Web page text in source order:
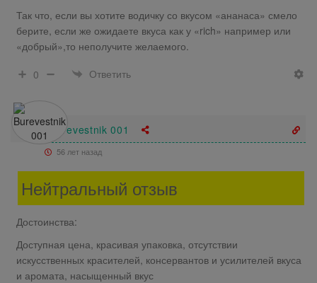
Так что, если вы хотите водичку со вкусом «ананаса» смело
берите, если же ожидаете вкуса как у «rich» например или
«добрый»,то неполучите желаемого.
0
Ответить
Burevestnik 001
56 лет назад
Нейтральный отзыв
Достоинства:
Доступная цена, красивая упаковка, отсутствии
искусственных красителей, консервантов и усилителей вкуса
и аромата, насыщенный вкус